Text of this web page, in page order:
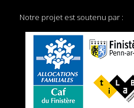
Notre projet est soutenu par :